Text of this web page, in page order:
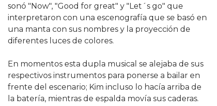
sonó "Now", "Good for great" y "Let´s go" que
interpretaron con una escenografía que se basó en
una manta con sus nombres y la proyección de
diferentes luces de colores.
En momentos esta dupla musical se alejaba de sus
respectivos instrumentos para ponerse a bailar en
frente del escenario; Kim incluso lo hacía arriba de
la batería, mientras de espalda movía sus caderas.